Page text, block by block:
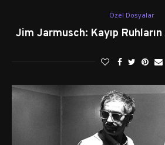
Özel Dosyalar
Jim Jarmusch: Kayıp Ruhların